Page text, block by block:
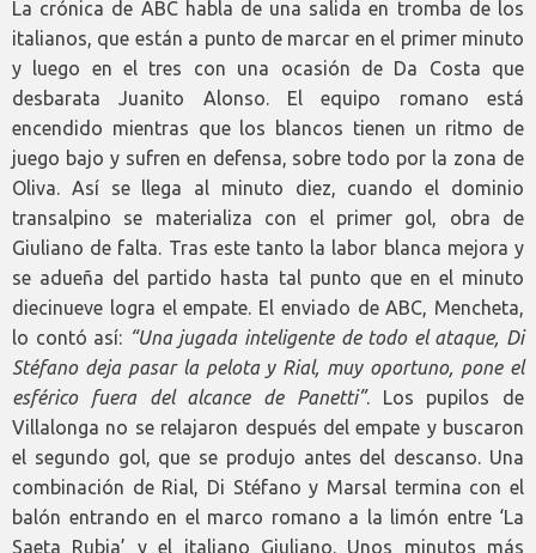
La crónica de ABC habla de una salida en tromba de los
italianos, que están a punto de marcar en el primer minuto
y luego en el tres con una ocasión de Da Costa que
desbarata Juanito Alonso. El equipo romano está
encendido mientras que los blancos tienen un ritmo de
juego bajo y sufren en defensa, sobre todo por la zona de
Oliva. Así se llega al minuto diez, cuando el dominio
transalpino se materializa con el primer gol, obra de
Giuliano de falta. Tras este tanto la labor blanca mejora y
se adueña del partido hasta tal punto que en el minuto
diecinueve logra el empate. El enviado de ABC, Mencheta,
lo contó así: “Una jugada inteligente de todo el ataque, Di
Stéfano deja pasar la pelota y Rial, muy oportuno, pone el
esférico fuera del alcance de Panetti”. Los pupilos de
Villalonga no se relajaron después del empate y buscaron
el segundo gol, que se produjo antes del descanso. Una
combinación de Rial, Di Stéfano y Marsal termina con el
balón entrando en el marco romano a la limón entre ‘La
Saeta Rubia’ y el italiano Giuliano. Unos minutos más